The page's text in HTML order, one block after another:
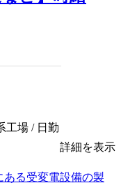
工場 / 日勤
詳細を表示